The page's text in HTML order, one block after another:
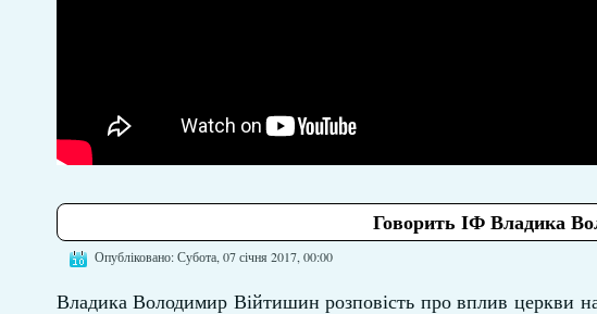
Говорить ІФ Владика
Опубліковано: Субота, 07 січня 2017, 00:00
Владика Володимир Війтишин розповість про вплив церкви